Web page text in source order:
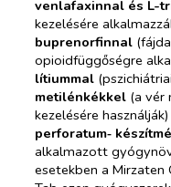
venlafaxinnal és L-
kezelésére
buprenorfinnal
opioidfüggőségre
lítiummal
metilénkékkel(a vér
kezelésére használják)
perforatum‑
alkalmazott
esetekben a Mirzaten